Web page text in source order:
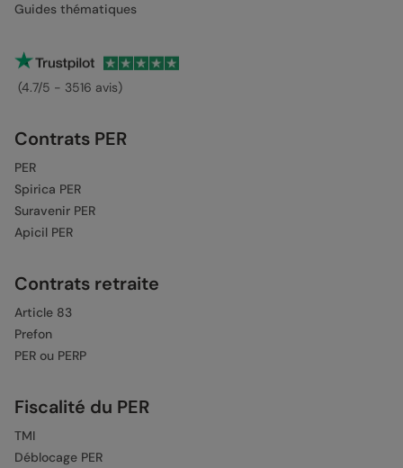
Guides thématiques
(4.7/5 - 3516 avis)
Contrats PER
PER
Spirica PER
Suravenir PER
Apicil PER
Contrats retraite
Article 83
Prefon
PER ou PERP
Fiscalité du PER
TMI
Déblocage PER